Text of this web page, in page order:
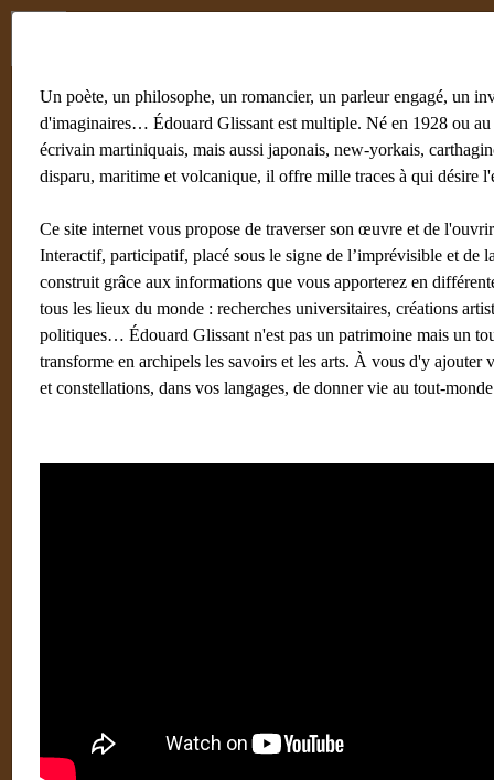
de-la-relation
Un poète, un philosophe, un romancier, un parleur engagé, un
d'imaginaires… Édouard Glissant est multiple. Né en 1928 ou au
écrivain martiniquais, mais aussi japonais, new-yorkais,
disparu, maritime et volcanique, il offre mille traces à qui désire
Ce site internet vous propose de traverser son œuvre et de
Interactif, participatif, placé sous le signe de l’imprévisible et de
construit grâce aux informations que vous apporterez en
tous les lieux du monde : recherches universitaires, créations
politiques… Édouard Glissant n'est pas un patrimoine mais un
transforme en archipels les savoirs et les arts. À vous d'y ajouter
et constellations, dans vos langages, de donner vie au tout-